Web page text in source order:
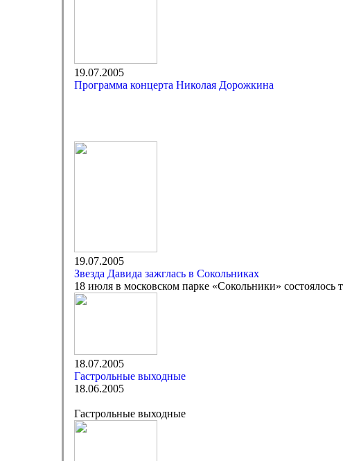
19.07.2005
Программа концерта Николая Дорожкина
19.07.2005
Звезда Давида зажглась в Сокольниках
18 июля в московском парке «Сокольники» состоялось
18.07.2005
Гастрольные выходные
18.06.2005
Гастрольные выходные